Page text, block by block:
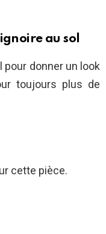
au sol
pour donner un look
toujours plus de
cette pièce.